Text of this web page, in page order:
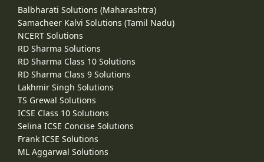
Balbharati Solutions (Maharashtra)
Samacheer Kalvi Solutions (Tamil Nadu)
NCERT Solutions
RD Sharma Solutions
RD Sharma Class 10 Solutions
RD Sharma Class 9 Solutions
Lakhmir Singh Solutions
TS Grewal Solutions
ICSE Class 10 Solutions
Selina ICSE Concise Solutions
Frank ICSE Solutions
ML Aggarwal Solutions